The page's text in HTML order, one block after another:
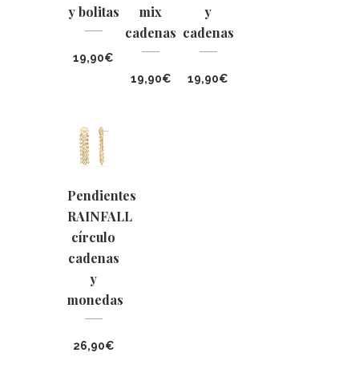
y bolitas
19,90€
mix
cadenas
19,90€
y
cadenas
19,90€
Pendientes
RAINFALL
círculo
cadenas
y
monedas
26,90€